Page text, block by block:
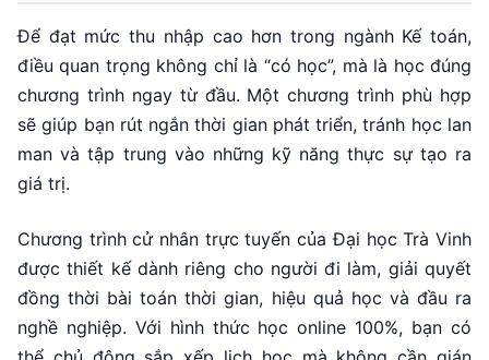
Để đạt mức thu nhập cao hơn trong ngành Kế toán,
điều quan trọng không chỉ là “có học”, mà là học đúng
chương trình ngay từ đầu. Một chương trình phù hợp
sẽ giúp bạn rút ngắn thời gian phát triển, tránh học lan
man và tập trung vào những kỹ năng thực sự tạo ra
giá trị.
Chương trình cử nhân trực tuyến của Đại học Trà Vinh
được thiết kế dành riêng cho người đi làm, giải quyết
đồng thời bài toán thời gian, hiệu quả học và đầu ra
nghề nghiệp. Với hình thức học online 100%, bạn có